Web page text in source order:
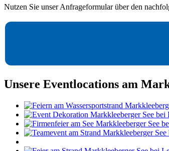
Nutzen Sie unser Anfrageformular über den
Unsere Eventlocations am